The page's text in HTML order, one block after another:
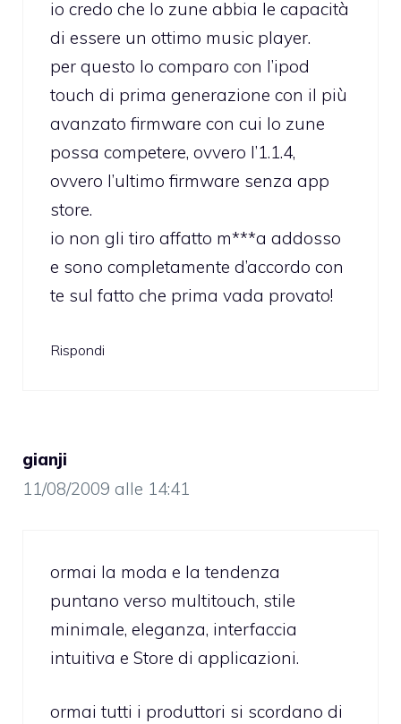
io credo che lo zune abbia le capacità
di essere un ottimo music player.
per questo lo comparo con l’ipod
touch di prima generazione con il più
avanzato firmware con cui lo zune
possa competere, ovvero l’1.1.4,
ovvero l’ultimo firmware senza app
store.
io non gli tiro affatto m***a addosso
e sono completamente d’accordo con
te sul fatto che prima vada provato!
Rispondi
gianji
11/08/2009 alle 14:41
ormai la moda e la tendenza
puntano verso multitouch, stile
minimale, eleganza, interfaccia
intuitiva e Store di applicazioni.
ormai tutti i produttori si scordano di